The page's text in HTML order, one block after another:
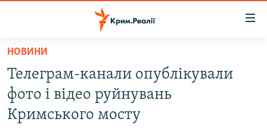
Перейти
основного
матеріалу
Перейти
до
ВОДА.КРИМ
ВІДЕО ТА ФОТО
НОВИНИ
Телеграм-канали опублікували
фото і відео руйнувань
Кримського мосту